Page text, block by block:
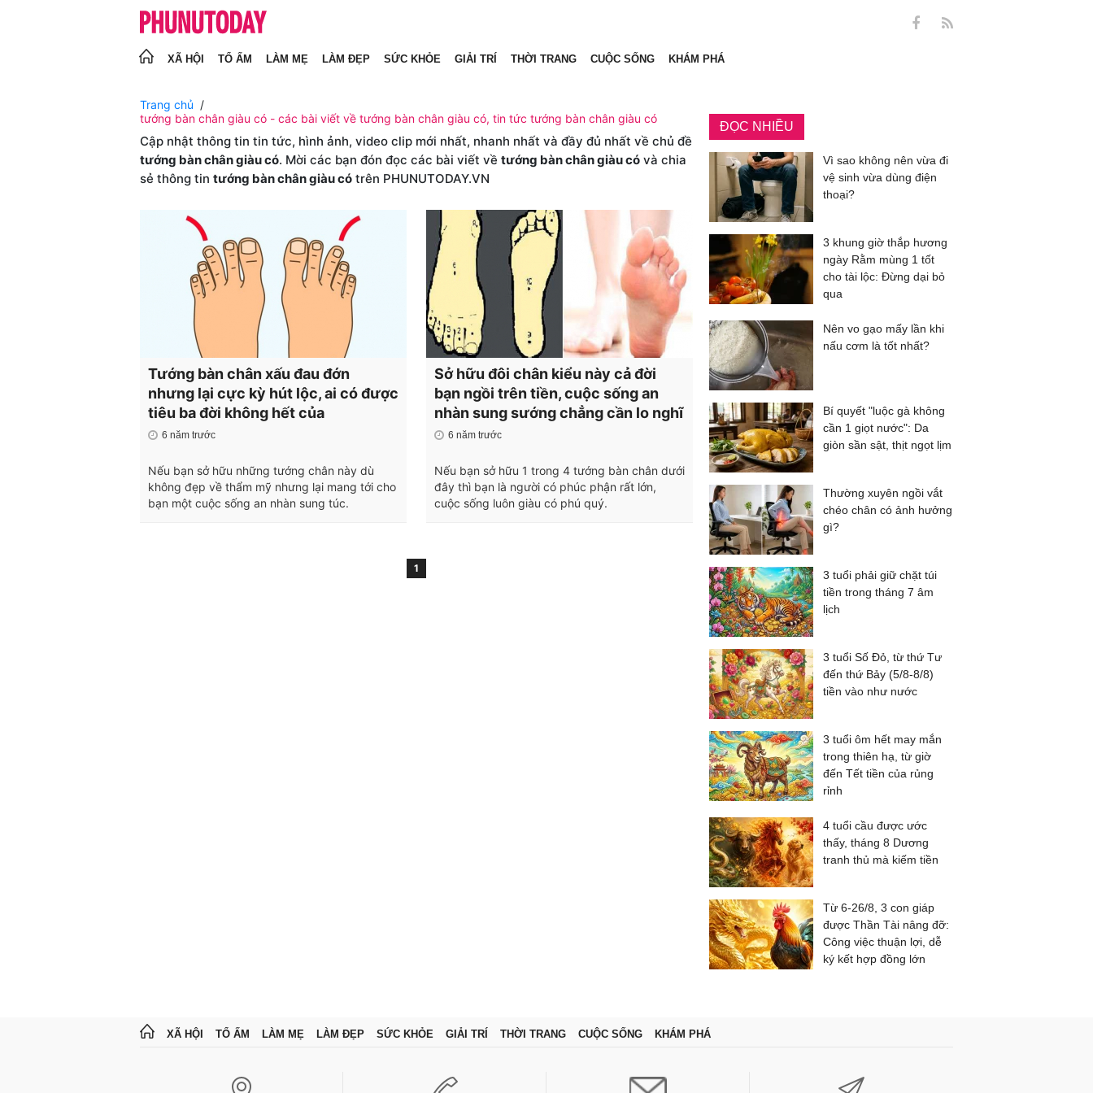
XÃ HỘI TỔ ẤM LÀM MẸ LÀM ĐẸP SỨC KHỎE GIẢI TRÍ THỜI TRANG CUỘC SỐNG KHÁM PHÁ
Trang chủ
tướng bàn chân giàu có - các bài viết về tướng bàn chân giàu có, tin tức tướng bàn chân giàu có
Cập nhật thông tin tin tức, hình ảnh, video clip mới nhất, nhanh nhất và đầy đủ nhất về chủ đề
tướng bàn chân giàu có. Mời các bạn đón đọc các bài viết về tướng bàn chân giàu có và chia
sẻ thông tin tướng bàn chân giàu có trên PHUNUTODAY.VN
Tướng bàn chân xấu đau đớn
nhưng lại cực kỳ hút lộc, ai có được
tiêu ba đời không hết của
6 năm trước
Nếu bạn sở hữu những tướng chân này dù
không đẹp về thẩm mỹ nhưng lại mang tới cho
bạn một cuộc sống an nhàn sung túc.
Sở hữu đôi chân kiểu này cả đời
bạn ngồi trên tiền, cuộc sống an
nhàn sung sướng chẳng cần lo nghĩ
6 năm trước
Nếu bạn sở hữu 1 trong 4 tướng bàn chân dưới
đây thì bạn là người có phúc phận rất lớn,
cuộc sống luôn giàu có phú quý.
1
ĐỌC NHIỀU
Vì sao không nên vừa đi
vệ sinh vừa dùng điện
thoại?
3 khung giờ thắp hương
ngày Rằm mùng 1 tốt
cho tài lộc: Đừng dại bỏ
qua
Nên vo gạo mấy lần khi
nấu cơm là tốt nhất?
Bí quyết "luộc gà không
cần 1 giọt nước": Da
giòn sần sật, thịt ngọt lịm
Thường xuyên ngồi vắt
chéo chân có ảnh hưởng
gì?
3 tuổi phải giữ chặt túi
tiền trong tháng 7 âm
lịch
3 tuổi Số Đỏ, từ thứ Tư
đến thứ Bảy (5/8-8/8)
tiền vào như nước
3 tuổi ôm hết may mắn
trong thiên hạ, từ giờ
đến Tết tiền của rủng
rỉnh
4 tuổi cầu được ước
thấy, tháng 8 Dương
tranh thủ mà kiếm tiền
Từ 6-26/8, 3 con giáp
được Thần Tài nâng đỡ:
Công việc thuận lợi, dễ
ký kết hợp đồng lớn
XÃ HỘI TỔ ẤM LÀM MẸ LÀM ĐẸP SỨC KHỎE GIẢI TRÍ THỜI TRANG CUỘC SỐNG KHÁM PHÁ